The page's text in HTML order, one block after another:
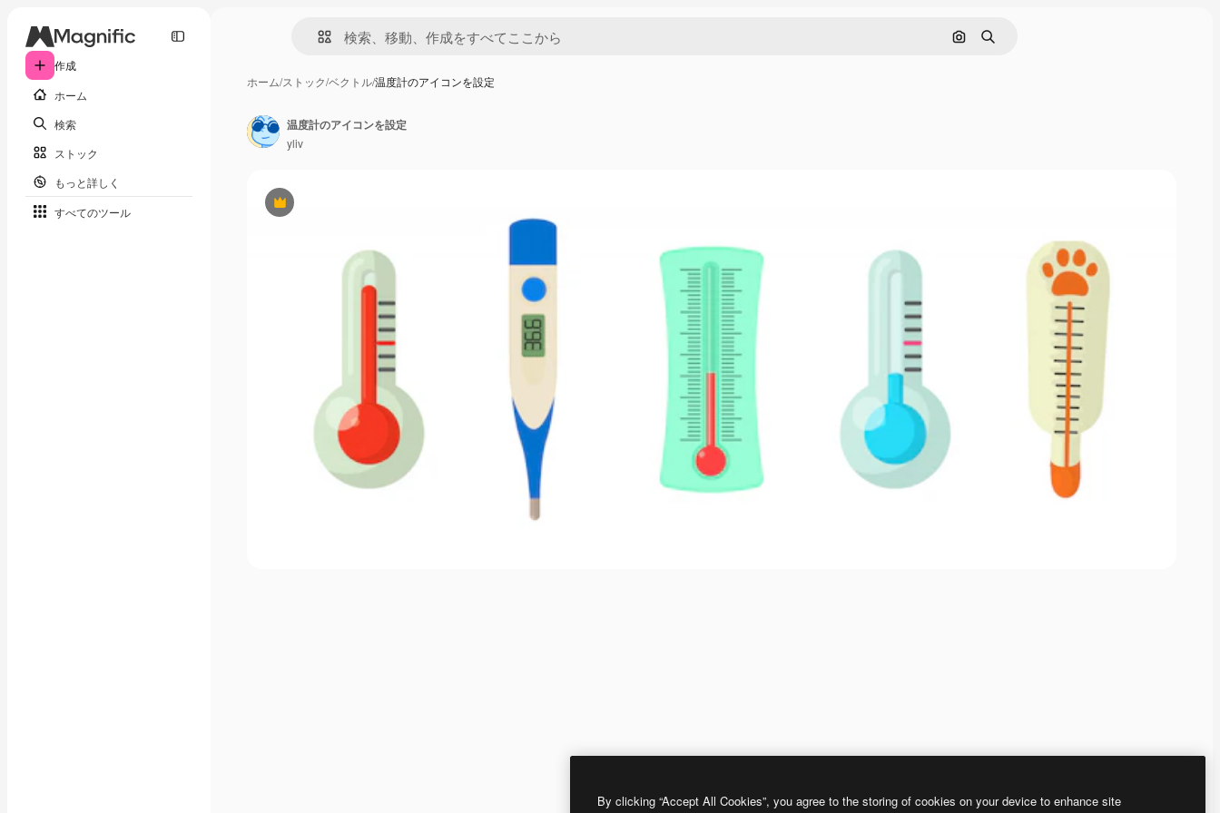
作成
ホーム
検索
ストック
もっと詳しく
すべてのツール
画像で検索
検索
ホーム/ストック/ベクトル/温度計のアイコンを設定
Premium
温度計のアイコンを設定
yliv
By clicking “Accept All Cookies”, you agree to the storing of cookies on your device to enhance site